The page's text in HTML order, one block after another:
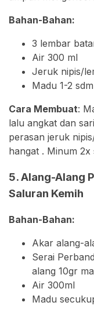
Bahan-Bahan:
3 lembar
Air 300 ml⁣⁣⁣
Jeruk nipis/
Madu 1-2 sdm⁣⁣⁣
Cara Membuat:⁣⁣⁣
lalu angkat dan
perasan jeruk
hangat .⁣⁣⁣ Minum 2x
5. Alang-Alang
Saluran Kemih
Bahan-Bahan:
Akar alang-
Serai
alang 10gr
Air 300ml
Madu